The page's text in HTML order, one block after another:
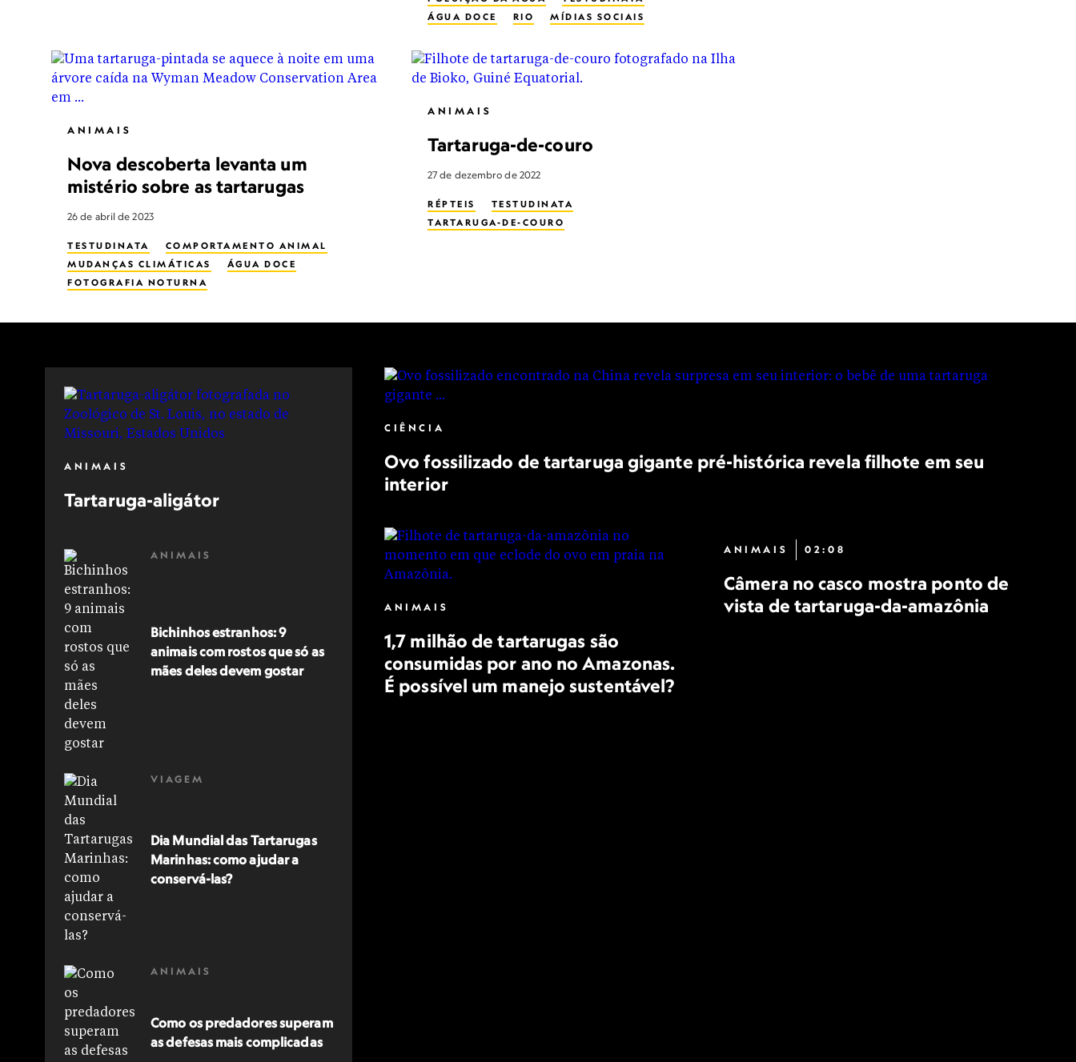
ÁGUA DOCE
RIO MÍDIAS SOCIAIS
ANIMAIS
Nova descoberta levanta um
mistério sobre as tartarugas
26 de abril de 2023
TESTUDINATA
COMPORTAMENTO ANIMAL
MUDANÇAS CLIMÁTICAS
ÁGUA DOCE
FOTOGRAFIA NOTURNA
ANIMAIS
Tartaruga-de-couro
27 de dezembro de 2022
RÉPTEIS
TESTUDINATA
TARTARUGA-DE-COURO
ANIMAIS
Tartaruga-aligátor
ANIMAIS
Bichinhos estranhos: 9
animais com rostos que só as
mães deles devem gostar
VIAGEM
Dia Mundial das Tartarugas
Marinhas: como ajudar a
conservá-las?
ANIMAIS
Como os predadores superam
as defesas mais complicadas
CIÊNCIA
Ovo fossilizado de tartaruga gigante pré-histórica revela filhote em seu
interior
ANIMAIS
1,7 milhão de tartarugas são
consumidas por ano no Amazonas.
É possível um manejo sustentável?
ANIMAIS 02:08
Câmera no casco mostra ponto de
vista de tartaruga-da-amazônia